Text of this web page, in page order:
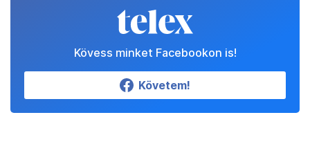
Kövess minket Facebookon is!
Követem!